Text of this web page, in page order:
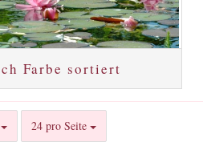
Farbe sortiert
24 pro Seite
pro Seite